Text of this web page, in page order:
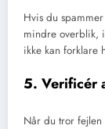
Hvis du
mindre overblik,
ikke kan forklare
5. Verificér
Når du tror fejlen